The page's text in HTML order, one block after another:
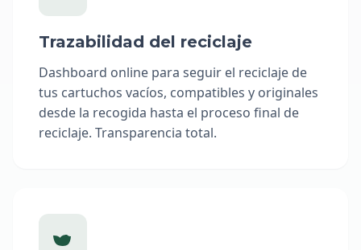
Trazabilidad del reciclaje
Dashboard online para seguir el reciclaje de
tus cartuchos vacíos, compatibles y originales
desde la recogida hasta el proceso final de
reciclaje. Transparencia total.